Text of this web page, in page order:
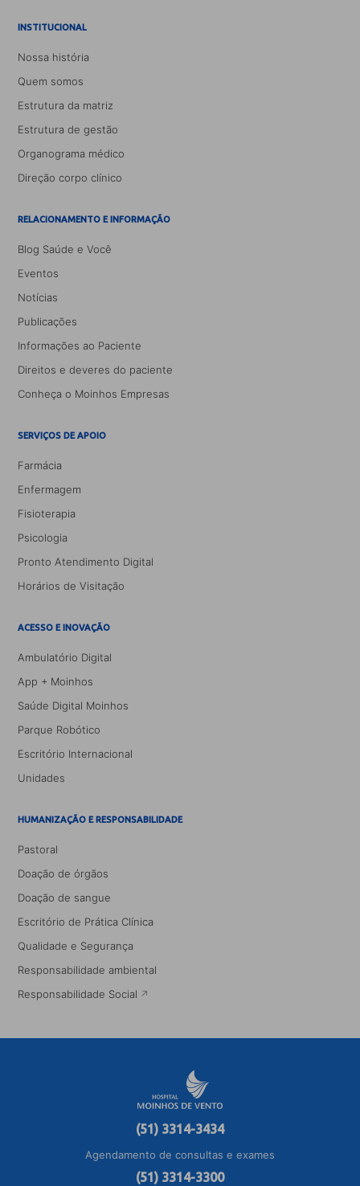
INSTITUCIONAL
Nossa história
Quem somos
Estrutura da matriz
Estrutura de gestão
Organograma médico
Direção corpo clínico
RELACIONAMENTO E INFORMAÇÃO
Blog Saúde e Você
Eventos
Notícias
Publicações
Informações ao Paciente
Direitos e deveres do paciente
Conheça o Moinhos Empresas
SERVIÇOS DE APOIO
Farmácia
Enfermagem
Fisioterapia
Psicologia
Pronto Atendimento Digital
Horários de Visitação
ACESSO E INOVAÇÃO
Ambulatório Digital
App + Moinhos
Saúde Digital Moinhos
Parque Robótico
Escritório Internacional
Unidades
HUMANIZAÇÃO E RESPONSABILIDADE
Pastoral
Doação de órgãos
Doação de sangue
Escritório de Prática Clínica
Qualidade e Segurança
Responsabilidade ambiental
Responsabilidade Social
(51) 3314-3434
Agendamento de consultas e exames
(51) 3314-3300